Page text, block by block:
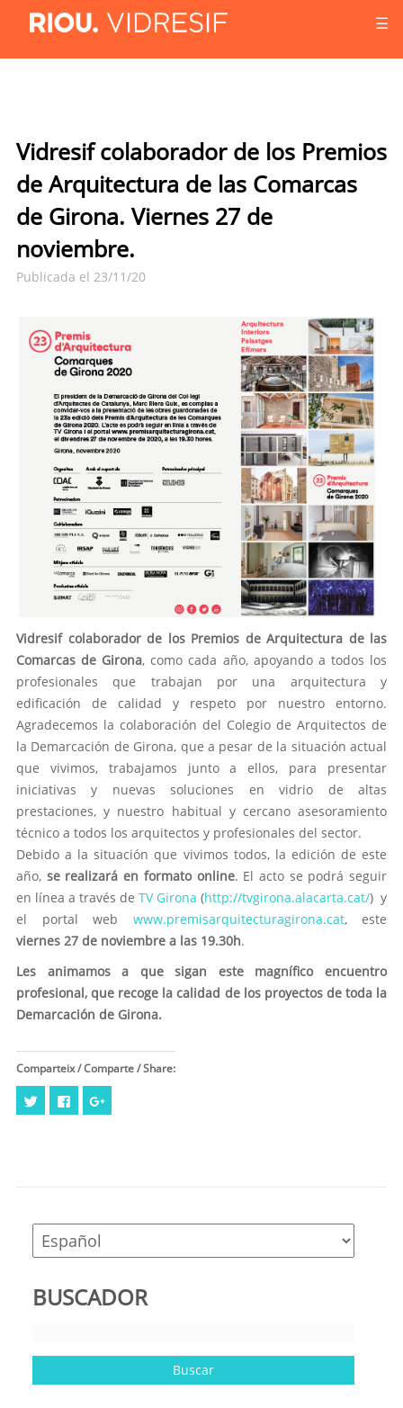
☰
Vidresif colaborador de los Premios
de Arquitectura de las Comarcas
de Girona. Viernes 27 de
noviembre.
Publicada el 23/11/20
Vidresif colaborador de los Premios de Arquitectura de las
Comarcas de Girona, como cada año, apoyando a todos los
profesionales que trabajan por una arquitectura y
edificación de calidad y respeto por nuestro entorno.
Agradecemos la colaboración del Colegio de Arquitectos de
la Demarcación de Girona, que a pesar de la situación actual
que vivimos, trabajamos junto a ellos, para presentar
iniciativas y nuevas soluciones en vidrio de altas
prestaciones, y nuestro habitual y cercano asesoramiento
técnico a todos los arquitectos y profesionales del sector.
Debido a la situación que vivimos todos, la edición de este
año, se realizará en formato online. El acto se podrá seguir
en línea a través de TV Girona (http://tvgirona.alacarta.cat/) y
el portal web www.premisarquitecturagirona.cat, este
viernes 27 de noviembre a las 19.30h.
Les animamos a que sigan este magnífico encuentro
profesional, que recoge la calidad de los proyectos de toda la
Demarcación de Girona.
Comparteix / Comparte / Share:
Haz
para
Haz
para para
BUSCADOR